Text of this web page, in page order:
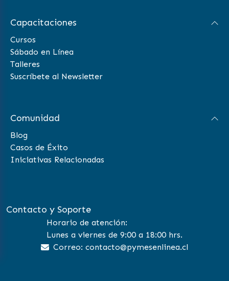
Capacitaciones
Cursos
Sábado en Línea
Talleres
Suscríbete al Newsletter
Comunidad
Blog
Casos de Éxito
Iniciativas Relacionadas
Contacto y Soporte
Horario de atención:
Lunes a viernes de 9:00 a 18:00 hrs.
Correo: contacto@pymesenlinea.cl